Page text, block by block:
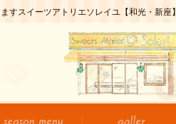
すスイーツアトリエソレイユ【和光・新座】